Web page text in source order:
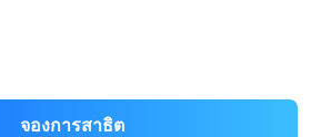
จองการสาธิต